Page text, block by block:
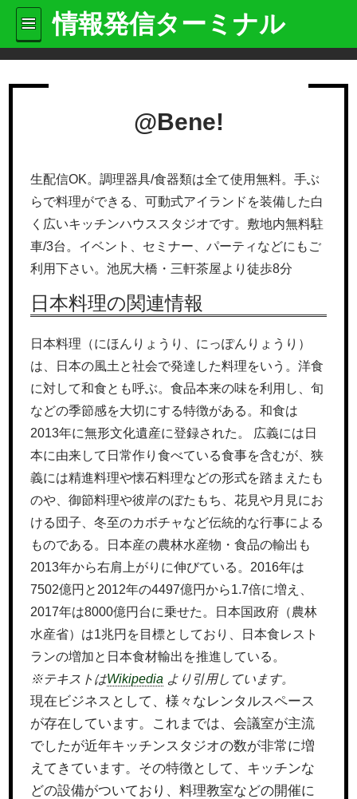
情報発信ターミナル
@Bene!
生配信OK。調理器具/食器類は全て使用無料。手ぶ
らで料理ができる、可動式アイランドを装備した白
く広いキッチンハウススタジオです。敷地内無料駐
車/3台。イベント、セミナー、パーティなどにもご
利用下さい。池尻大橋・三軒茶屋より徒歩8分
日本料理の関連情報
日本料理（にほんりょうり、にっぽんりょうり）
は、日本の風土と社会で発達した料理をいう。洋食
に対して和食とも呼ぶ。食品本来の味を利用し、旬
などの季節感を大切にする特徴がある。和食は
2013年に無形文化遺産に登録された。 広義には日
本に由来して日常作り食べている食事を含むが、狭
義には精進料理や懐石料理などの形式を踏まえたも
のや、御節料理や彼岸のぼたもち、花見や月見にお
ける団子、冬至のカボチャなど伝統的な行事による
ものである。日本産の農林水産物・食品の輸出も
2013年から右肩上がりに伸びている。2016年は
7502億円と2012年の4497億円から1.7倍に増え、
2017年は8000億円台に乗せた。日本国政府（農林
水産省）は1兆円を目標としており、日本食レスト
ランの増加と日本食材輸出を推進している。
※テキストはWikipedia より引用しています。
現在ビジネスとして、様々なレンタルスペース
が存在しています。これまでは、会議室が主流
でしたが近年キッチンスタジオの数が非常に増
えてきています。その特徴として、キッチンな
どの設備がついており、料理教室などの開催に